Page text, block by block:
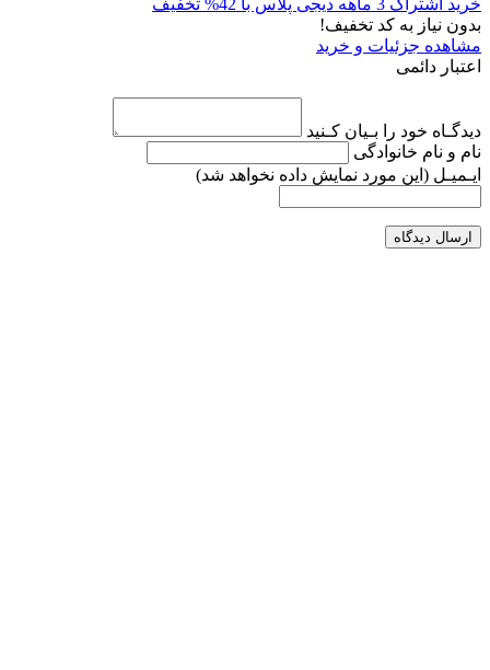
خرید اشتراک 3 ماهه دیجی پلاس با 42% تخفیف
بدون نیاز به کد تخفیف!
مشاهده جزئیات و خرید
اعتبار دائمی
دیدگـاه خود را بـیان کـنید
نام و نام خانوادگی
ایـمیـل (این مورد نمایش داده نخواهد شد)
ارسال دیدگاه